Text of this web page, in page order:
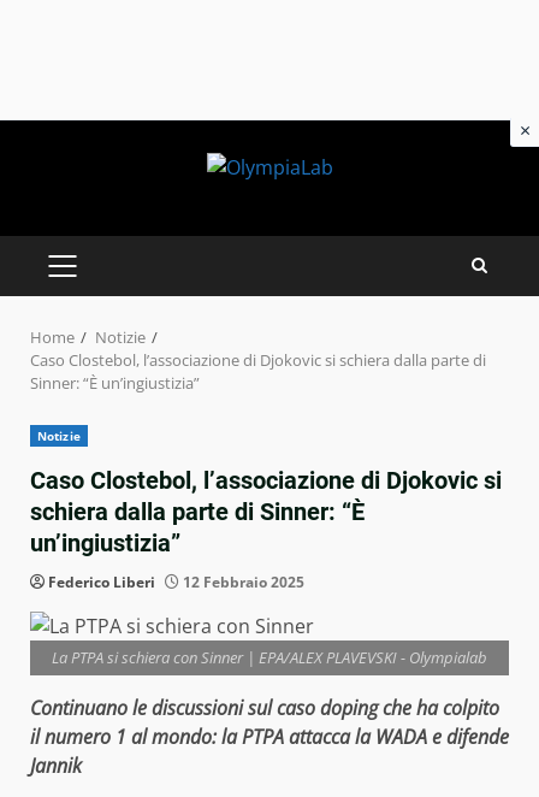
PRIMARY
MENU
Home
Notizie
Caso Clostebol, l’associazione di Djokovic si schiera dalla parte di
Sinner: “È un’ingiustizia”
Notizie
Caso Clostebol, l’associazione di Djokovic si
schiera dalla parte di Sinner: “È
un’ingiustizia”
Federico Liberi 12 Febbraio 2025
La PTPA si schiera con Sinner | EPA/ALEX PLAVEVSKI - Olympialab
Continuano le discussioni sul caso doping che ha colpito
il numero 1 al mondo: la PTPA attacca la WADA e difende
Jannik
×